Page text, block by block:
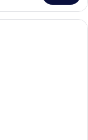
med en säng, ett